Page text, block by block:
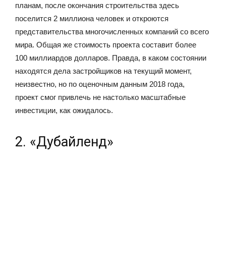
планам, после окончания строительства здесь
поселится 2 миллиона человек и откроются
представительства многочисленных компаний со всего
мира. Общая же стоимость проекта составит более
100 миллиардов долларов. Правда, в каком состоянии
находятся дела застройщиков на текущий момент,
неизвестно, но по оценочным данным 2018 года,
проект смог привлечь не настолько масштабные
инвестиции, как ожидалось.
2. «Дубайленд»